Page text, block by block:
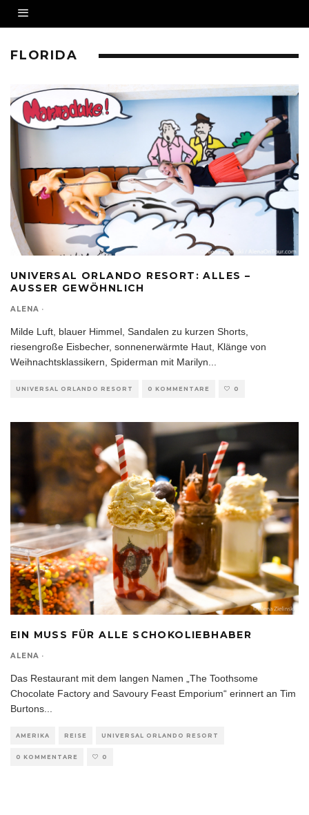
FLORIDA
UNIVERSAL ORLANDO RESORT: ALLES –
AUSSER GEWÖHNLICH
ALENA ·
Milde Luft, blauer Himmel, Sandalen zu kurzen Shorts,
riesengroße Eisbecher, sonnenerwärmte Haut, Klänge von
Weihnachtsklassikern, Spiderman mit Marilyn...
UNIVERSAL ORLANDO RESORT 0 KOMMENTARE 0
EIN MUSS FÜR ALLE SCHOKOLIEBHABER
ALENA ·
Das Restaurant mit dem langen Namen „The Toothsome
Chocolate Factory and Savoury Feast Emporium“ erinnert an Tim
Burtons...
AMERIKA REISE UNIVERSAL ORLANDO RESORT
0 KOMMENTARE 0